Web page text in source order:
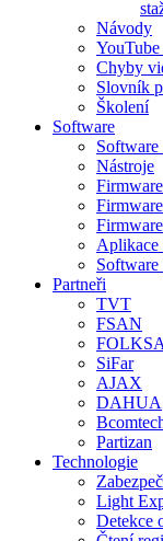
Návody
Chyby
Slovník
Školení
Software
Nástroje
Aplikace
Partneři
TVT
FSAN
SiFar
AJAX
DAHUA
Partizan
Technologie
Light
Detekce